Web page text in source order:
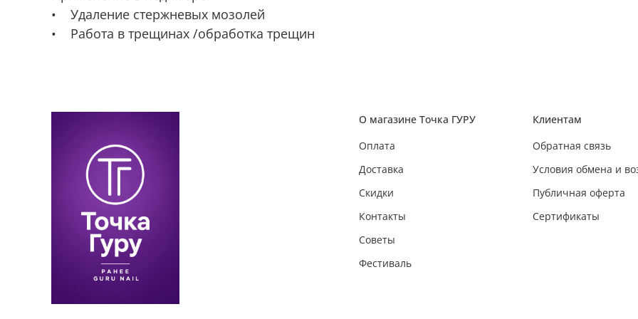
• Удаление стержневых мозолей
• Работа в трещинах /обработка трещин
О магазине Точка ГУРУ
Оплата
Доставка
Скидки
Контакты
Советы
Фестиваль
Клиентам
Обратная связь
Условия обмена и
Публичная оферта
Сертификаты